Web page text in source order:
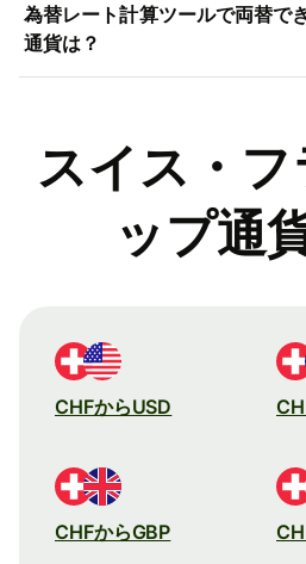
為替レート計算ツールで両替で
通貨は？
スイス・フ
ップ通
CHFからUSD
CHFからGBP